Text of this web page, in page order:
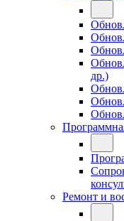
др.)
Ремонт и